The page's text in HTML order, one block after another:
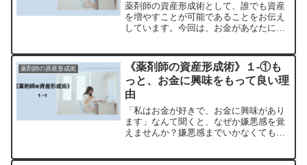
薬剤師の資産形成術として、誰でも資産
を増やすことが可能であることをお伝え
しています。今回は、お金があなたにお
の対価として給料を得ているかと思いま
す。少し前までの私は「お...
薬剤師の資産形成術
《薬剤師の資産形成術》１-①も
っと、お金に興味をもって良い理
由
「私はお金が好きで、お金に興味があり
ます」なんて聞くと、なぜか嫌悪感を覚
えませんか？嫌悪感までいかなくても、